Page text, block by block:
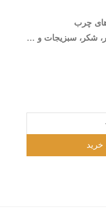
چرب
شکر، سبزیجات و …
خرید